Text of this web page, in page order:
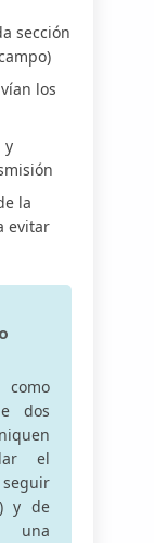
sección
los
y
la
evitar
dos
el
y de
una